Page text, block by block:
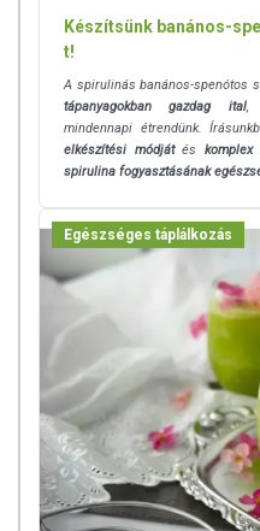
Készítsünk banános-
t!
A spirulinás banános-spenótos
tápanyagokban gazdag ital,
mindennapi étrendünk.
elkészítési módjátés komplex
spirulina fogyasztásának
Egészséges táplálkozás